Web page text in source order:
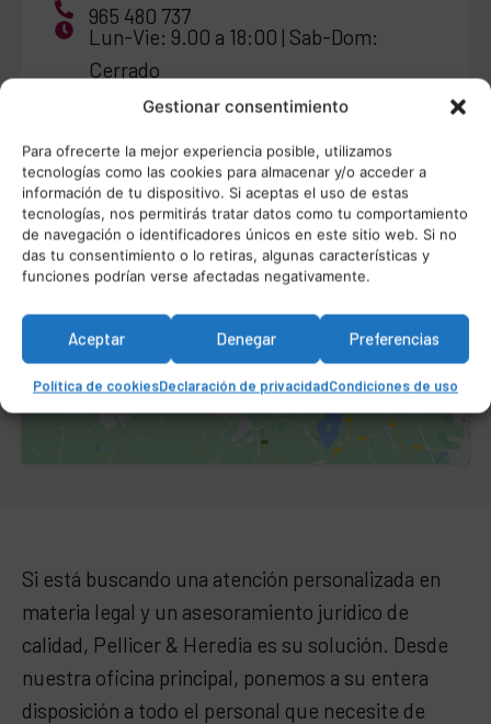
Gestionar consentimiento
Para ofrecerte la mejor experiencia posible, utilizamos
tecnologías como las cookies para almacenar y/o acceder a
información de tu dispositivo. Si aceptas el uso de estas
tecnologías, nos permitirás tratar datos como tu comportamiento
de navegación o identificadores únicos en este sitio web. Si no
das tu consentimiento o lo retiras, algunas características y
funciones podrían verse afectadas negativamente.
Aceptar Denegar Preferencias
Política de cookiesDeclaración de privacidadCondiciones de uso
965 480 737
Lun-Vie: 9.00 a 18:00 | Sab-Dom:
Cerrado
Haz clic para aceptar márketing cookies y
habilitar este contenido
Si está buscando una atención personalizada en
materia legal y un asesoramiento jurídico de
calidad, Pellicer & Heredia es su solución. Desde
nuestra oficina principal, ponemos a su entera
disposición a todo el personal que necesite de